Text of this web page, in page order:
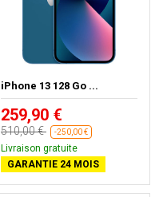
iPhone 13 128 Go ...
259,90 €
510,00 € -250,00 €
Livraison gratuite
GARANTIE 24 MOIS